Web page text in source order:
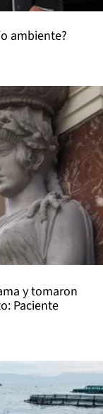
ambiente?
y tomaron
Paciente